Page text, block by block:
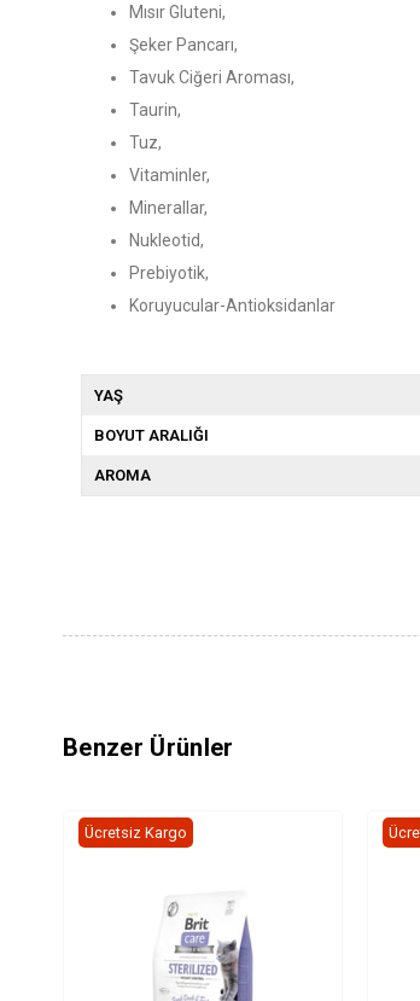
Mısır Gluteni,
Şeker Pancarı,
Tavuk Ciğeri Aroması,
Taurin,
Tuz,
Vitaminler,
Minerallar,
Nukleotid,
Prebiyotik,
Koruyucular-Antioksidanlar
YAŞ
BOYUT ARALIĞI
AROMA
Benzer Ürünler
Ücretsiz Kargo